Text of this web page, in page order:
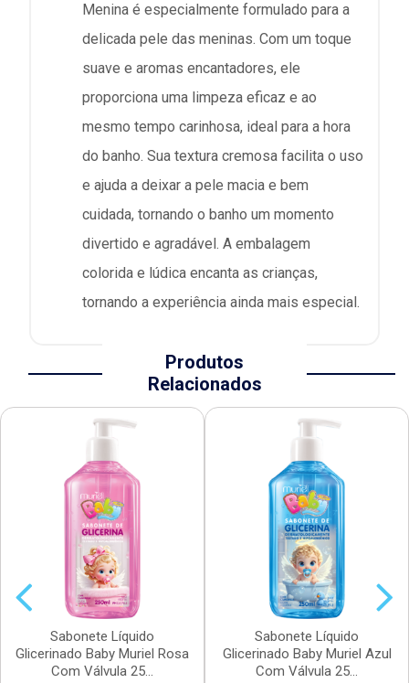
Menina é especialmente formulado para a
delicada pele das meninas. Com um toque
suave e aromas encantadores, ele
proporciona uma limpeza eficaz e ao
mesmo tempo carinhosa, ideal para a hora
do banho. Sua textura cremosa facilita o uso
e ajuda a deixar a pele macia e bem
cuidada, tornando o banho um momento
divertido e agradável. A embalagem
colorida e lúdica encanta as crianças,
tornando a experiência ainda mais especial.
Produtos
Relacionados
Sabonete Líquido
Glicerinado Baby Muriel Rosa
Com Válvula 25...
Sabonete Líquido
Glicerinado Baby Muriel Azul
Com Válvula 25...